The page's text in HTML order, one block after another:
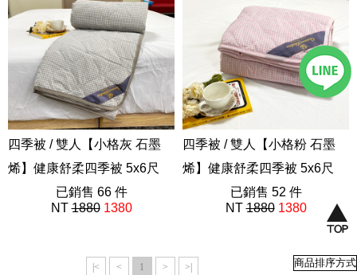
四季被 / 雙人【小格灰 石墨
烯】健康舒柔四季被 5x6尺
雙人涼被
AAZ203
已銷售 66 件
NT1880 1380
四季被 / 雙人【小格粉 石墨
烯】健康舒柔四季被 5x6尺
雙人涼被
AAZ203
已銷售 52 件
NT1880 1380
|< < 1 > >|